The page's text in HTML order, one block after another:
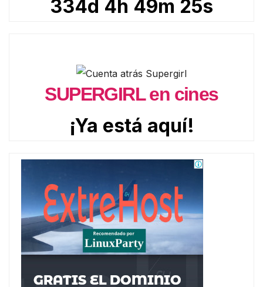
334d 4h 49m 24s
SUPERGIRL en cines
¡Ya está aquí!